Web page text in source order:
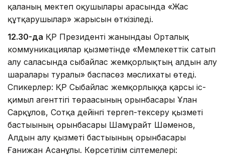
қаланың мектеп оқушылары арасында «Жас
құтқарушылар» жарысын өткізіледі.
12.30-да ҚР Президенті жанындағы Орталық
коммуникациялар қызметінде «Мемлекеттік сатып
алу саласында сыбайлас жемқорлықтың алдын алу
шаралары туралы» баспасөз мәслихаты өтеді.
Спикерлер: ҚР Сыбайлас жемқорлыққа қарсы іс-
қимыл агенттігі төрағасының орынбасары Ұлан
Сарқұлов, Сотқа дейінгі тергеп-тексеру қызметі
бастығының орынбасары Шамұрайт Шәменов,
Алдын алу қызметі бастығының орынбасары
Ғанижан Асанұлы. Көрсетілім сілтемелері: